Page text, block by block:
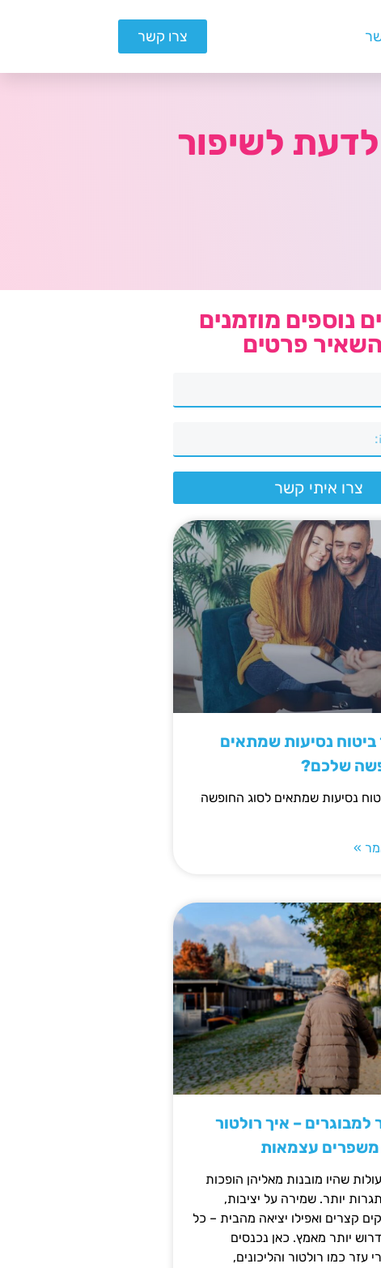
צרו קשר
לשיפור
נוספים מוזמנים
פרטים
צרו איתי קשר
ביטוח נסיעות שמתאים
שלכם?
נסיעות שמתאים לסוג החופשה
»
למבוגרים – איך רולטור
משפרים עצמאות
שהיו מובנות מאליהן הופכות
יותר. שמירה על יציבות,
קצרים ואפילו יציאה מהבית – כל
יותר מאמץ. כאן נכנסים
עזר כמו רולטור והליכונים,